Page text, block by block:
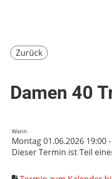
Zurück
Damen 40
Wann
Montag 01.06.2026 19:00
Dieser Termin ist Teil